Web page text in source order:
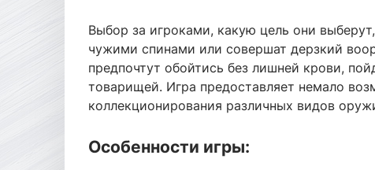
Выбор за игроками, какую цель они
чужими спинами или совершат дерзкий
предпочтут обойтись без лишней крови,
товарищей. Игра предоставляет немало
коллекционирования различных видов
Особенности игры: